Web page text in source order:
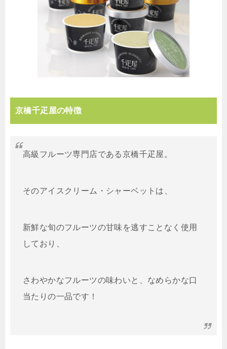
京橋千疋屋の特徴
高級フルーツ専門店である京橋千疋屋。
そのアイスクリーム・シャーベットは、
新鮮な旬のフルーツの甘味を逃すことなく使用
しており、
さわやかなフルーツの味わいと、なめらかな口
当たりの一品です！